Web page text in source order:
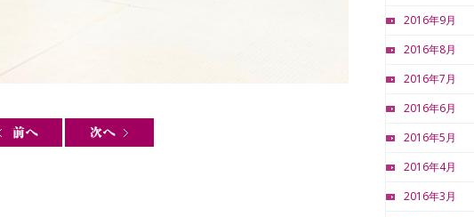
2016年9月
2016年8月
2016年7月
2016年6月
2016年5月
2016年4月
2016年3月